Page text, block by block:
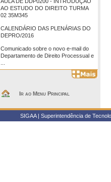
AO ESTUDO DO DIREITO TURMA
02 35M345
CALENDÁRIO DAS PLENÁRIAS DO
DEPRO/2016
Comunicado sobre o novo e-mail do
Departamento de Direito Processual e
Ir ao Menu Principal
SIGAA | Superintendência de